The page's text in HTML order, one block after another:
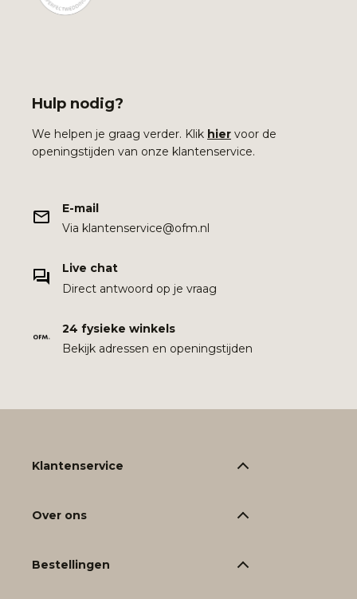
Hulp nodig?
We helpen je graag verder. Klik hier voor de
openingstijden van onze klantenservice.
E-mail
Via klantenservice@ofm.nl
Live chat
Direct antwoord op je vraag
24 fysieke winkels
Bekijk adressen en openingstijden
Klantenservice
Over ons
Bestellingen